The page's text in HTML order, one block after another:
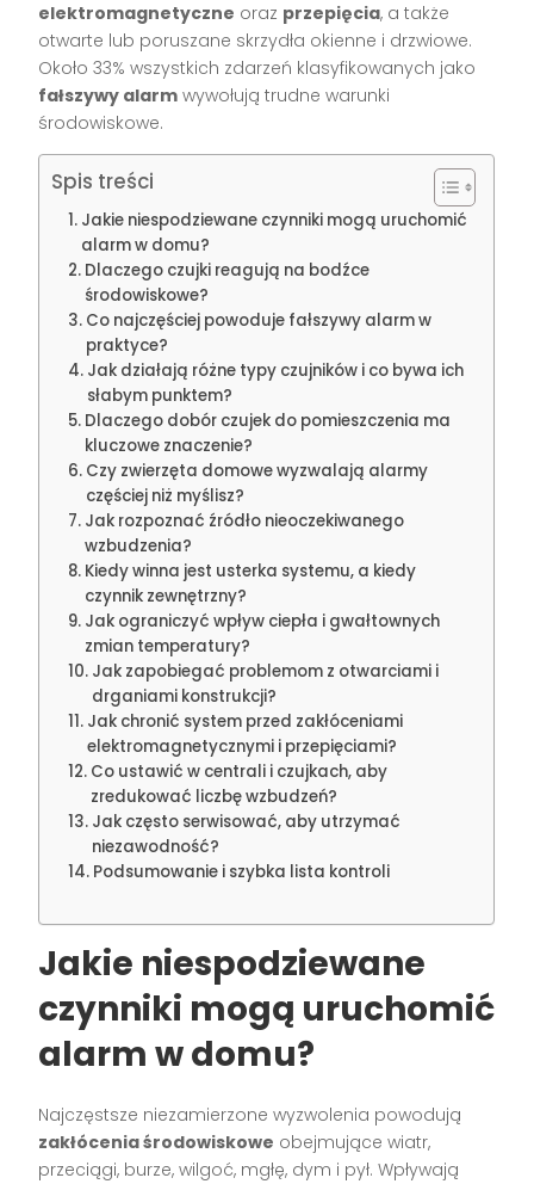
elektromagnetyczne oraz przepięcia, a także
otwarte lub poruszane skrzydła okienne i drzwiowe.
Około 33% wszystkich zdarzeń klasyfikowanych jako
fałszywy alarm wywołują trudne warunki
środowiskowe.
Spis treści
Jakie niespodziewane czynniki mogą uruchomić
alarm w domu?
Dlaczego czujki reagują na bodźce
środowiskowe?
Co najczęściej powoduje fałszywy alarm w
praktyce?
Jak działają różne typy czujników i co bywa ich
słabym punktem?
Dlaczego dobór czujek do pomieszczenia ma
kluczowe znaczenie?
Czy zwierzęta domowe wyzwalają alarmy
częściej niż myślisz?
Jak rozpoznać źródło nieoczekiwanego
wzbudzenia?
Kiedy winna jest usterka systemu, a kiedy
czynnik zewnętrzny?
Jak ograniczyć wpływ ciepła i gwałtownych
zmian temperatury?
Jak zapobiegać problemom z otwarciami i
drganiami konstrukcji?
Jak chronić system przed zakłóceniami
elektromagnetycznymi i przepięciami?
Co ustawić w centrali i czujkach, aby
zredukować liczbę wzbudzeń?
Jak często serwisować, aby utrzymać
niezawodność?
Podsumowanie i szybka lista kontroli
Jakie niespodziewane
czynniki mogą uruchomić
alarm w domu?
Najczęstsze niezamierzone wyzwolenia powodują
zakłócenia środowiskowe obejmujące wiatr,
przeciągi, burze, wilgoć, mgłę, dym i pył. Wpływają